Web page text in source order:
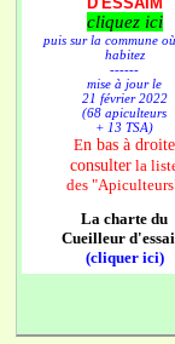
cliquez ici
puis sur la commune
habitez
------
mise à jour le
21 février 2022
(68 apiculteurs
+ 13 TSA)
En bas à droite,
consulter la
des
La charte du
Cueilleur
(cliquer ici)